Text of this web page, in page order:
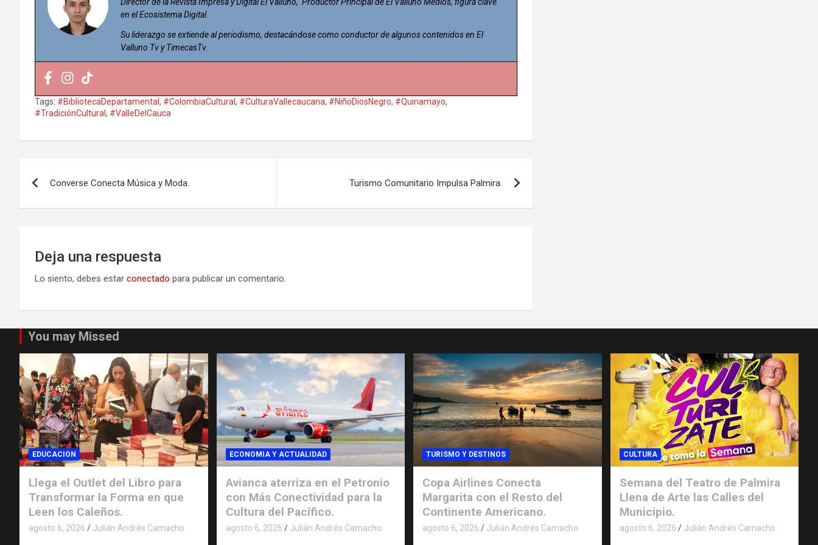
Director de la Revista Impresa y Digital El Valluno, Productor Principal de El Valluno Medios, figura clave
en el Ecosistema Digital.
Su liderazgo se extiende al periodismo, destacándose como conductor de algunos contenidos en El
Valluno Tv y TimecasTv.
Tags: #BibliotecaDepartamental, #ColombiaCultural, #CulturaVallecaucana, #NiñoDiosNegro, #Quinamayo,
#TradiciónCultural, #ValleDelCauca
Converse Conecta Música y Moda. Turismo Comunitario Impulsa Palmira.
Deja una respuesta
Lo siento, debes estar conectado para publicar un comentario.
You may Missed
EDUCACION
Llega el Outlet del Libro para
Transformar la Forma en que
Leen los Caleños.
agosto 6, 2026 Julián Andrés Camacho
ECONOMIA Y ACTUALIDAD
Avianca aterriza en el Petronio
con Más Conectividad para la
Cultura del Pacífico.
agosto 6, 2026 Julián Andrés Camacho
TURISMO Y DESTINOS
Copa Airlines Conecta
Margarita con el Resto del
Continente Americano.
agosto 6, 2026 Julián Andrés Camacho
CULTURA
Semana del Teatro de Palmira
Llena de Arte las Calles del
Municipio.
agosto 6, 2026 Julián Andrés Camacho